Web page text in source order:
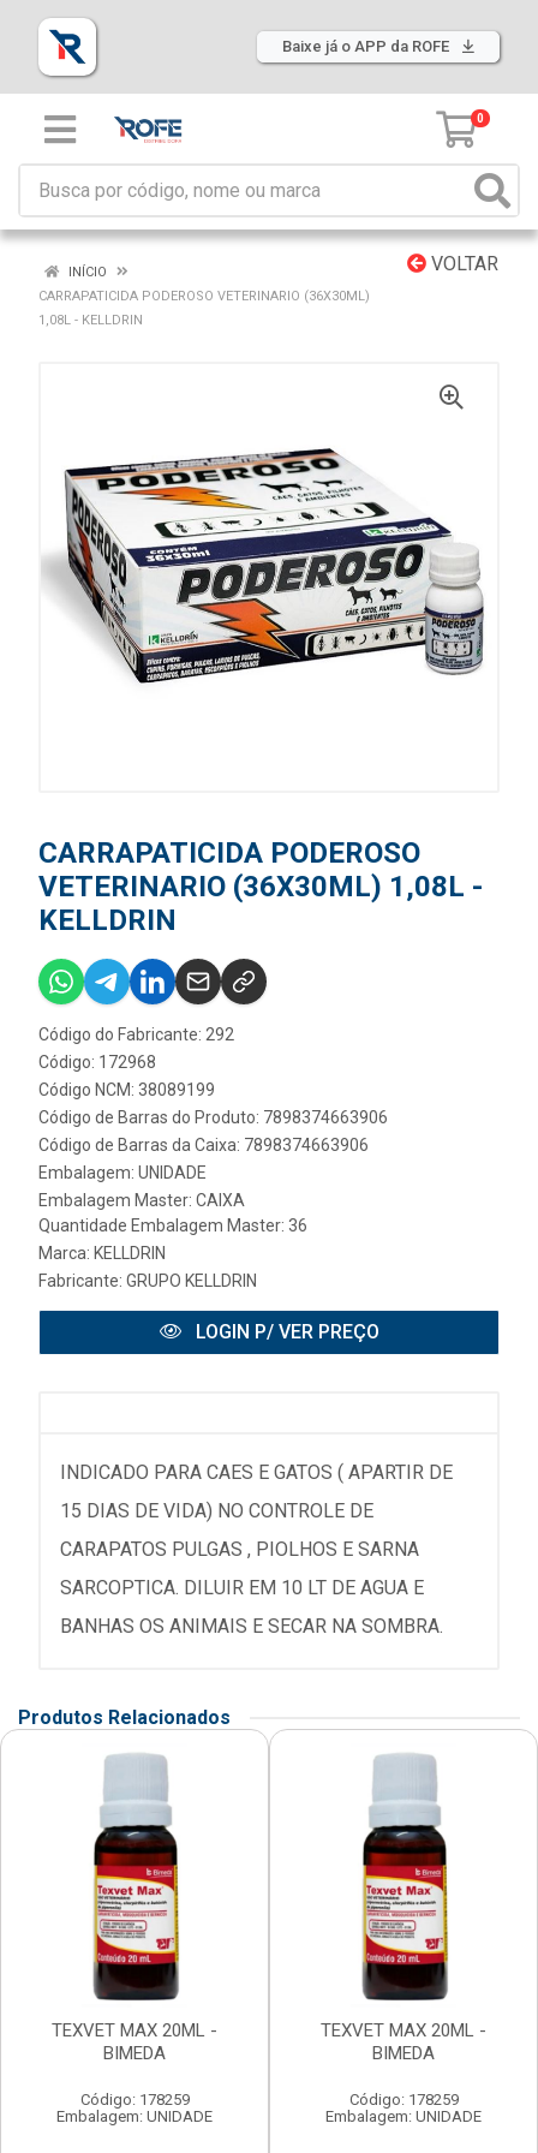
Baixe já o APP da ROFE
0
VOLTAR
INÍCIO
CARRAPATICIDA PODEROSO VETERINARIO (36X30ML)
1,08L - KELLDRIN
CARRAPATICIDA PODEROSO
VETERINARIO (36X30ML) 1,08L -
KELLDRIN
Código do Fabricante: 292
Código: 172968
Código NCM: 38089199
Código de Barras do Produto: 7898374663906
Código de Barras da Caixa: 7898374663906
Embalagem: UNIDADE
Embalagem Master: CAIXA
Quantidade Embalagem Master: 36
Marca: KELLDRIN
Fabricante: GRUPO KELLDRIN
LOGIN P/ VER PREÇO
INDICADO PARA CAES E GATOS ( APARTIR DE
15 DIAS DE VIDA) NO CONTROLE DE
CARAPATOS PULGAS , PIOLHOS E SARNA
SARCOPTICA. DILUIR EM 10 LT DE AGUA E
BANHAS OS ANIMAIS E SECAR NA SOMBRA.
Produtos Relacionados
TEXVET MAX 20ML -
BIMEDA
Código: 178259
Embalagem: UNIDADE
TEXVET MAX 20ML -
BIMEDA
Código: 178259
Embalagem: UNIDADE